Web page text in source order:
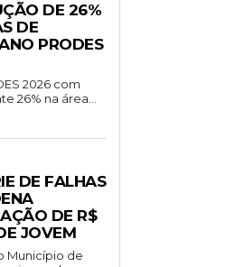
DE 26%
DE
PRODES
2026 com
26% na área...
DE FALHAS
DE R$
JOVEM
Município de